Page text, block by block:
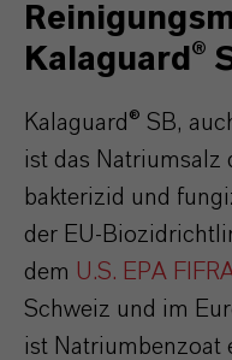
Kalaguard®
Kalaguard® SB,
ist das Natriumsalz
bakterizid und
der EU-
dem U.S. EPA
Schweiz und im
ist Natriumbenzoat